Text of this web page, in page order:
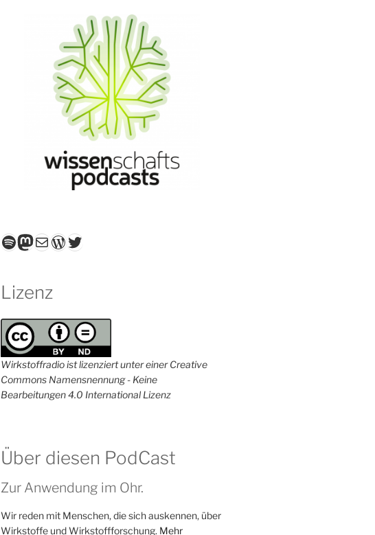
Spotify
Mastodon
E-MailWordPress
Twitter
Lizenz
Wirkstoffradio ist lizenziert unter einer Creative
Commons Namensnennung - Keine
Bearbeitungen 4.0 International Lizenz
Über diesen PodCast
Zur Anwendung im Ohr.
Wir reden mit Menschen, die sich auskennen, über
Wirkstoffe und Wirkstoffforschung. Mehr